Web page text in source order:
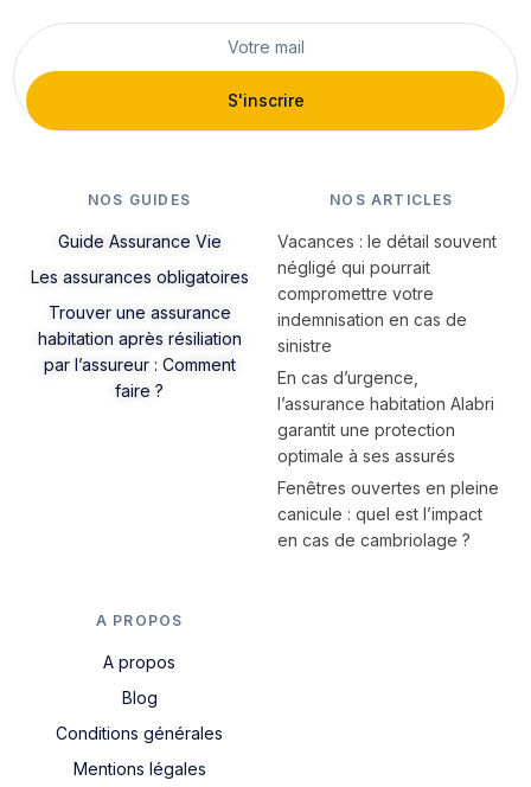
S'inscrire
NOS GUIDES
Guide Assurance Vie
Les assurances obligatoires
Trouver une assurance
habitation après résiliation
par l’assureur : Comment
faire ?
NOS ARTICLES
Vacances : le détail souvent
négligé qui pourrait
compromettre votre
indemnisation en cas de
sinistre
En cas d’urgence,
l’assurance habitation Alabri
garantit une protection
optimale à ses assurés
Fenêtres ouvertes en pleine
canicule : quel est l’impact
en cas de cambriolage ?
A PROPOS
A propos
Blog
Conditions générales
Mentions légales